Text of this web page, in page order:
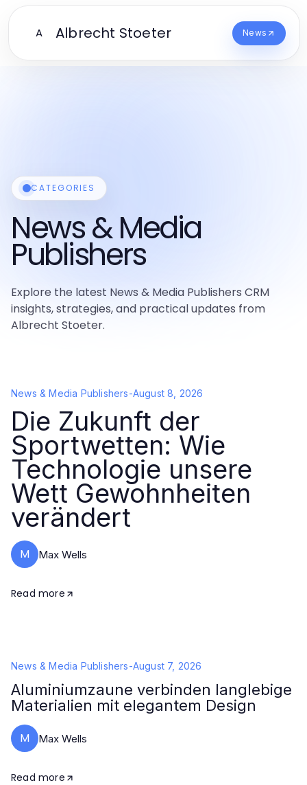
A Albrecht Stoeter News
CATEGORIES
News & Media
Publishers
Explore the latest News & Media Publishers CRM
insights, strategies, and practical updates from
Albrecht Stoeter.
News & Media Publishers-August 8, 2026
Die Zukunft der
Sportwetten: Wie
Technologie unsere
Wett Gewohnheiten
verändert
M Max Wells
Read more
News & Media Publishers-August 7, 2026
Aluminiumzaune verbinden langlebige
Materialien mit elegantem Design
M Max Wells
Read more